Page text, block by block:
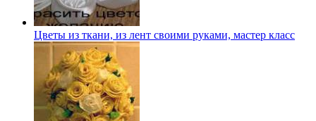
Цветы из ткани, из лент своими руками, мастер класс